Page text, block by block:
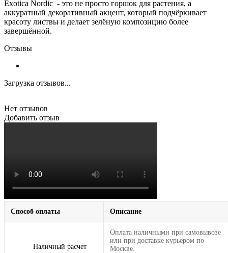
Exotica Nordic - это не просто горшок для растения, а
аккуратный декоративный акцент, который подчёркивает
красоту листвы и делает зелёную композицию более
завершённой.
Отзывы
Загрузка отзывов...
Нет отзывов
Добавить отзыв
Способ оплаты Описание
Наличный расчет
Оплата наличными при самовывозе
или при доставке курьером по
Москве.